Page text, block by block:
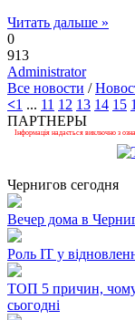
Читать дальше »
0
913
Administrator
Все новости /
<1 ... 11 12 13 14 15
ПАРТНЕРЫ
Інформація надається виключно з
Чернигов сегодня
Вечер дома в
Роль ІТ у
ТОП 5 причин, чому
сьогодні